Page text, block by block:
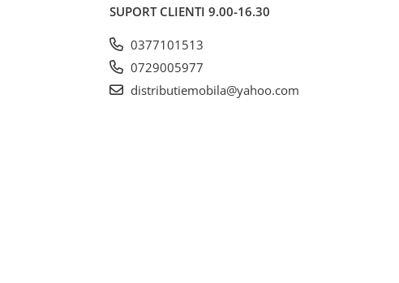
SUPORT CLIENTI 9.00-16.30
0377101513
0729005977
distributiemobila@yahoo.com